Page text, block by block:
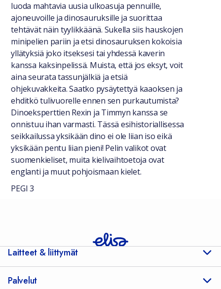
luoda mahtavia uusia ulkoasuja pennuille,
ajoneuvoille ja dinosauruksille ja suorittaa
tehtävät näin tyylikkäänä. Sukella siis hauskojen
minipelien pariin ja etsi dinosauruksen kokoisia
yllätyksiä joko itseksesi tai yhdessä kaverin
kanssa kaksinpelissä. Muista, että jos eksyt, voit
aina seurata tassunjälkiä ja etsiä
ohjekuvakkeita. Saatko pysäytettyä kaaoksen ja
ehditkö tulivuorelle ennen sen purkautumista?
Dinoeksperttien Rexin ja Timmyn kanssa se
onnistuu ihan varmasti. Tässä esihistoriallisessa
seikkailussa yksikään dino ei ole liian iso eikä
yksikään pentu liian pieni! Pelin valikot ovat
suomenkieliset, muita kielivaihtoetoja ovat
englanti ja muut pohjoismaan kielet.
PEGI 3
Laitteet & liittymät
Palvelut